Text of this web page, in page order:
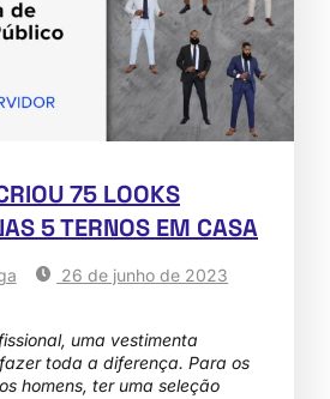
75 LOOKS
5 TERNOS EM CASA
26 de junho de 2023
uma vestimenta
toda a diferença. Para os
homens, ter uma seleção